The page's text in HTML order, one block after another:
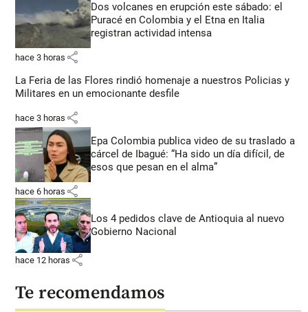
Dos volcanes en erupción este sábado: el
Puracé en Colombia y el Etna en Italia
registran actividad intensa
hace 3 horas share
La Feria de las Flores rindió homenaje a nuestros Policias y
Militares en un emocionante desfile
hace 3 horas share
Epa Colombia publica video de su traslado a
cárcel de Ibagué: “Ha sido un día difícil, de
esos que pesan en el alma”
hace 6 horas share
Los 4 pedidos clave de Antioquia al nuevo
Gobierno Nacional
hace 12 horas share
Te recomendamos